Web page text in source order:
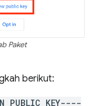
Paket
berikut:
PUBLIC KEY----